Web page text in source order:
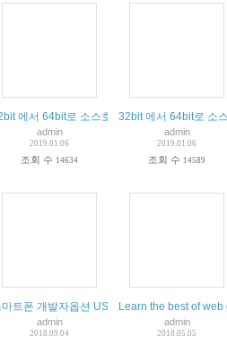
검토할 사항들
에서 64bit로 소스호환을 위한 고려사항 정리
admin
2019.01.06
조회 수 14634
32bit 에서 64bit로 소
admin
2019.01.06
조회 수 14589
마트폰 개발자옵션 USB 디버깅 설정
admin
2018.09.04
Learn the best of web
admin
2018.05.05